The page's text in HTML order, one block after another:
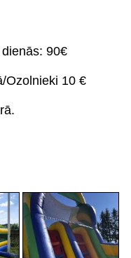
90€
Ozolnieki 10 €